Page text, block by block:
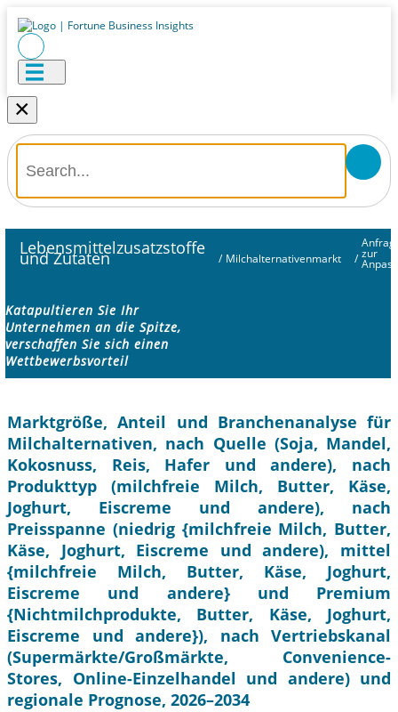
×
Lebensmittelzusatzstoffe
und Zutaten / Milchalternativenmarkt / zur
Katapultieren Sie Ihr
Unternehmen an die Spitze,
verschaffen Sie sich einen
Wettbewerbsvorteil
Marktgröße, Anteil und Branchenanalyse für
Milchalternativen, nach Quelle (Soja, Mandel,
Kokosnuss, Reis, Hafer und andere), nach
Produkttyp (milchfreie Milch, Butter, Käse,
Joghurt, Eiscreme und andere), nach
Preisspanne (niedrig {milchfreie Milch, Butter,
Käse, Joghurt, Eiscreme und andere), mittel
{milchfreie Milch, Butter, Käse, Joghurt,
Eiscreme und andere} und Premium
{Nichtmilchprodukte, Butter, Käse, Joghurt,
Eiscreme und andere}), nach Vertriebskanal
(Supermärkte/Großmärkte, Convenience-
Stores, Online-Einzelhandel und andere) und
regionale Prognose, 2026–2034